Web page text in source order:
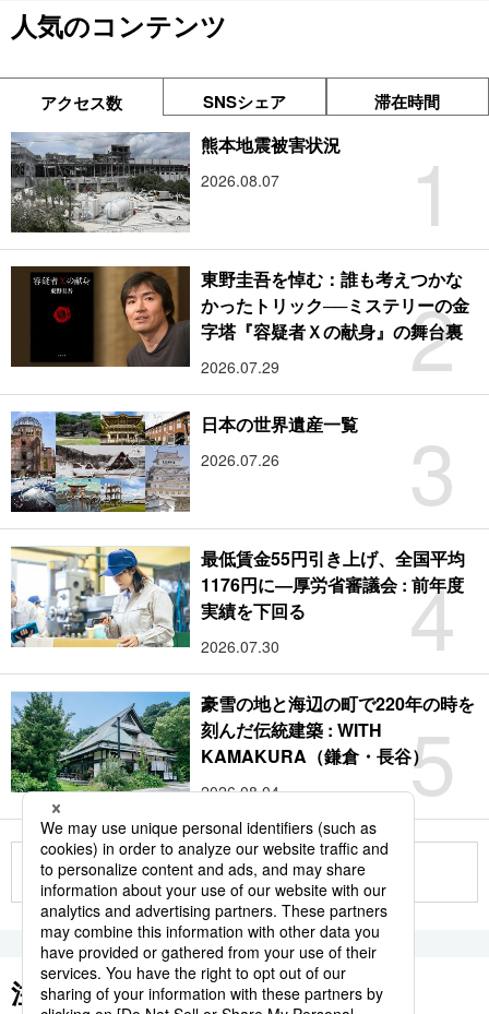
人気のコンテンツ
アクセス数 SNSシェア 滞在時間
1
熊本地震被害状況
2026.08.07
2
東野圭吾を悼む：誰も考えつかな
かったトリック──ミステリーの金
字塔『容疑者Ｘの献身』の舞台裏
2026.07.29
3
日本の世界遺産一覧
2026.07.26
4
最低賃金55円引き上げ、全国平均
1176円に―厚労省審議会 : 前年度
実績を下回る
2026.07.30
5
豪雪の地と海辺の町で220年の時を
刻んだ伝統建築 : WITH
KAMAKURA（鎌倉・長谷）
2026.08.04
もっと見る
注目のキーワード